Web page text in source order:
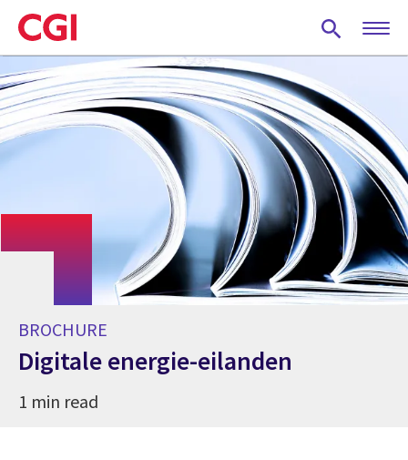
Skip
to
main
content
BROCHURE
Digitale energie-eilanden
1 min read